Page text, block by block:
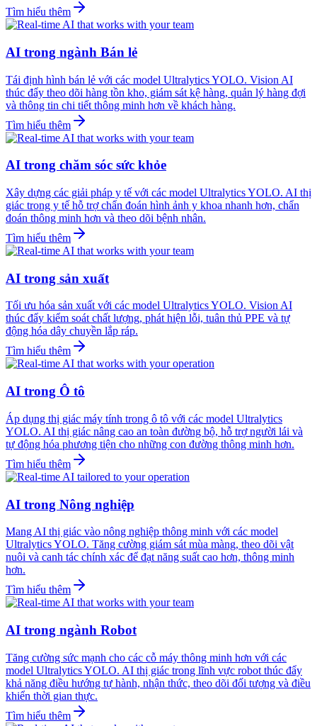
Tìm hiểu thêm
AI trong ngành Bán lẻ
Tái định hình bán lẻ với các model Ultralytics YOLO. Vision AI
thúc đẩy theo dõi hàng tồn kho, giám sát kệ hàng, quản lý hàng đợi
và thông tin chi tiết thông minh hơn về khách hàng.
Tìm hiểu thêm
AI trong chăm sóc sức khỏe
Xây dựng các giải pháp y tế với các model Ultralytics YOLO. AI thị
giác trong y tế hỗ trợ chẩn đoán hình ảnh y khoa nhanh hơn, chẩn
đoán thông minh hơn và theo dõi bệnh nhân.
Tìm hiểu thêm
AI trong sản xuất
Tối ưu hóa sản xuất với các model Ultralytics YOLO. Vision AI
thúc đẩy kiểm soát chất lượng, phát hiện lỗi, tuân thủ PPE và tự
động hóa dây chuyền lắp ráp.
Tìm hiểu thêm
AI trong Ô tô
Áp dụng thị giác máy tính trong ô tô với các model Ultralytics
YOLO. AI thị giác nâng cao an toàn đường bộ, hỗ trợ người lái và
tự động hóa phương tiện cho những con đường thông minh hơn.
Tìm hiểu thêm
AI trong Nông nghiệp
Mang AI thị giác vào nông nghiệp thông minh với các model
Ultralytics YOLO. Tăng cường giám sát mùa màng, theo dõi vật
nuôi và canh tác chính xác để đạt năng suất cao hơn, thông minh
hơn.
Tìm hiểu thêm
AI trong ngành Robot
Tăng cường sức mạnh cho các cỗ máy thông minh hơn với các
model Ultralytics YOLO. AI thị giác trong lĩnh vực robot thúc đẩy
khả năng điều hướng tự hành, nhận thức, theo dõi đối tượng và điều
khiển thời gian thực.
Tìm hiểu thêm